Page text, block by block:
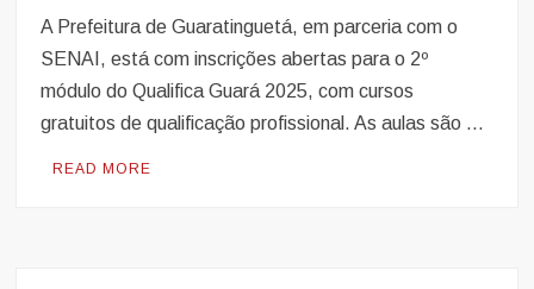
A Prefeitura de Guaratinguetá, em parceria com o
SENAI, está com inscrições abertas para o 2º
módulo do Qualifica Guará 2025, com cursos
gratuitos de qualificação profissional. As aulas são …
READ MORE